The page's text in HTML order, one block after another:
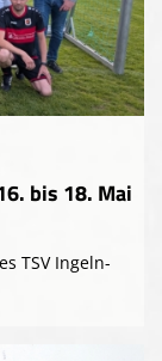
bis 18. Mai
TSV Ingeln-